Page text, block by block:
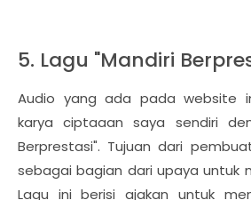
5. Lagu "Mandiri
Audio yang ada pada website
karya ciptaaan saya sendiri
Berprestasi". Tujuan dari
sebagai bagian dari upaya untuk
Lagu ini berisi ajakan untuk